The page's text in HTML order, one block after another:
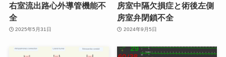
右室流出路心外導管機能不
全
2025年5月31日
房室中隔欠損症と術後左側
房室弁閉鎖不全
2024年9月5日